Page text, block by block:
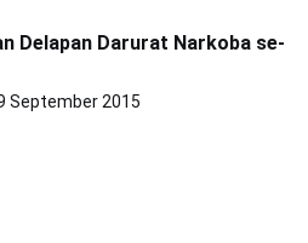
Delapan Darurat Narkoba se-
September 2015